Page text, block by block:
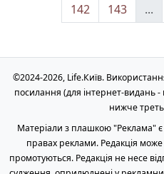
142
143 ...
©2024-2026, Life.Київ.
посилання (для інтернет-видань
нижче
Матеріали з плашкою "Реклама"
правах реклами. Редакція може
промотуються. Редакція не несе